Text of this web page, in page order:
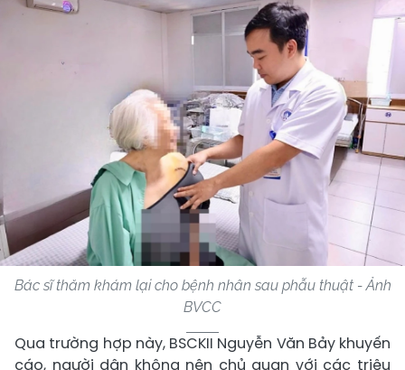
Bác sĩ thăm khám lại cho bệnh nhân sau phẫu thuật - Ảnh
BVCC
Qua trường hợp này, BSCKII Nguyễn Văn Bảy khuyến
cáo, người dân không nên chủ quan với các triệu